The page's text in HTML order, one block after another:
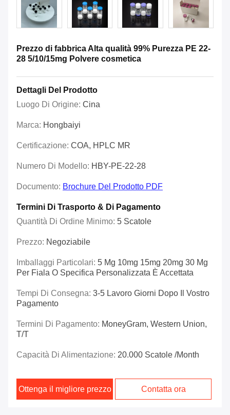
Prezzo di fabbrica Alta qualità 99% Purezza PE 22-
28 5/10/15mg Polvere cosmetica
Dettagli Del Prodotto
Luogo Di Origine: Cina
Marca: Hongbaiyi
Certificazione: COA, HPLC MR
Numero Di Modello: HBY-PE-22-28
Documento: Brochure Del Prodotto PDF
Termini Di Trasporto & Di Pagamento
Quantità Di Ordine Minimo: 5 Scatole
Prezzo: Negoziabile
Imballaggi Particolari: 5 Mg 10mg 15mg 20mg 30 Mg
Per Fiala O Specifica Personalizzata È Accettata
Tempi Di Consegna: 3-5 Lavoro Giorni Dopo Il Vostro
Pagamento
Termini Di Pagamento: MoneyGram, Western Union,
T/T
Capacità Di Alimentazione: 20.000 Scatole /month
Ottenga il migliore prezzo Contatta ora